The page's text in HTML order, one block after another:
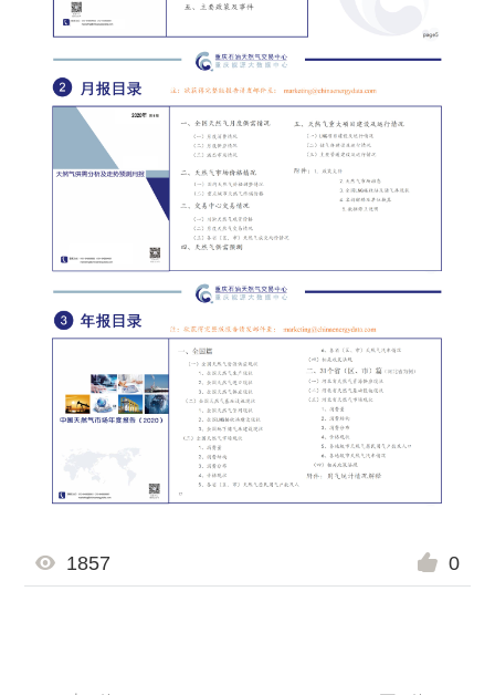
1857 0